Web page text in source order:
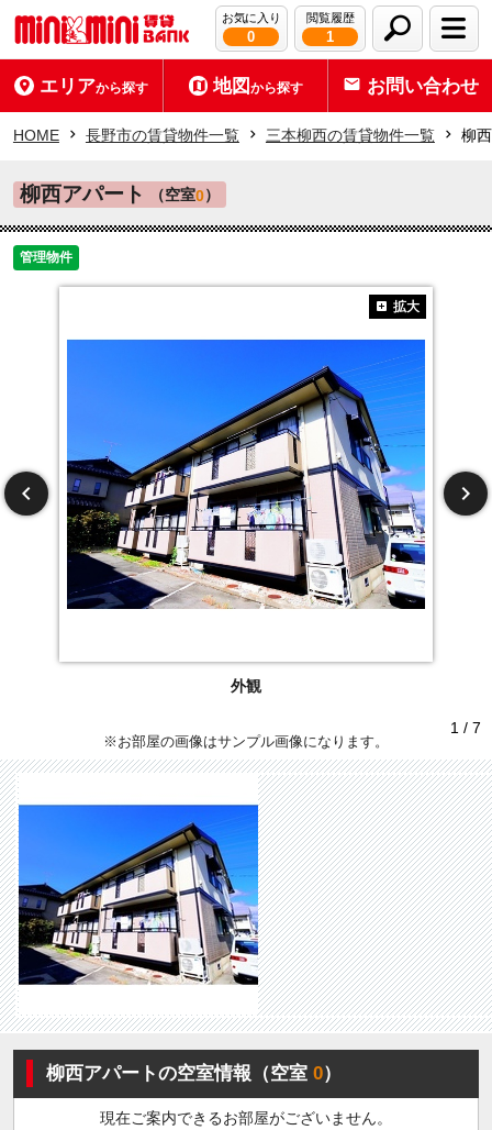
お気に入り
0
閲覧履歴
1
エリアから探す 地図から探す お問い合わせ
HOME 長野市の賃貸物件一覧 三本柳西の賃貸物件一覧 柳
柳西アパート （空室0）
管理物件
外観
拡大
1 / 7
※お部屋の画像はサンプル画像になります。
柳西アパートの空室情報（空室0）
現在ご案内できるお部屋がございません。